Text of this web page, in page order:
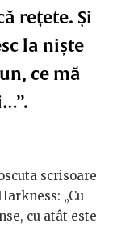
rețete. Și
la niște
ce mă
scrisoare
„Cu
cu atât este